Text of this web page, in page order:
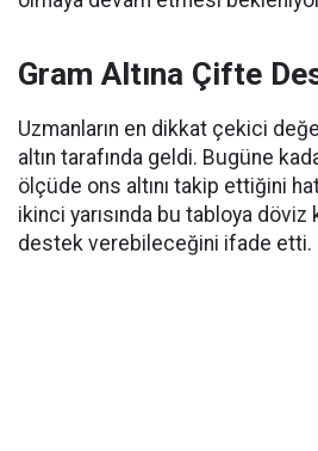
Gram Altına Çifte
Uzmanların en dikkat çekici
altın tarafında geldi. Bugüne
ölçüde ons altını takip ettiğini
ikinci yarısında bu tabloya
destek verebileceğini ifade etti.